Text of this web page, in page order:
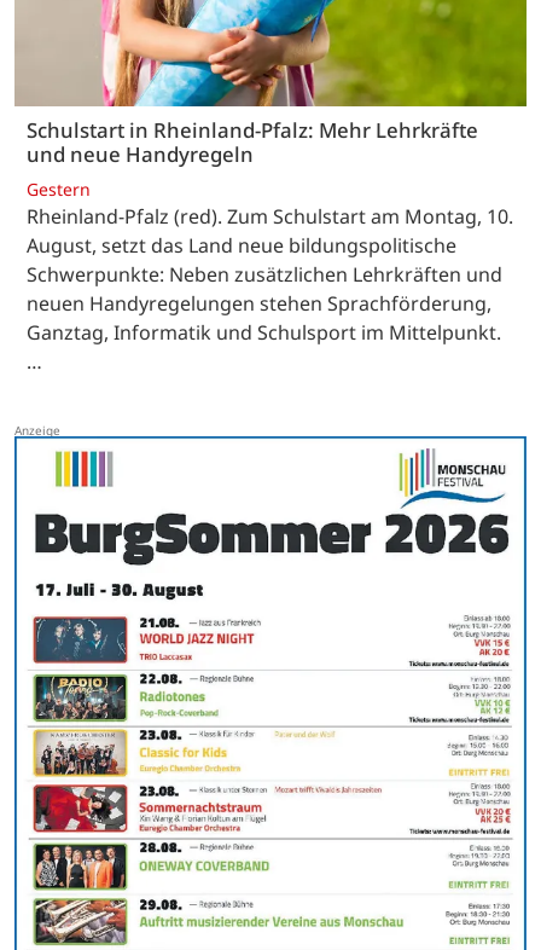
Schulstart in Rheinland-Pfalz: Mehr Lehrkräfte
und neue Handyregeln
Gestern
Rheinland-Pfalz (red). Zum Schulstart am Montag, 10.
August, setzt das Land neue bildungspolitische
Schwerpunkte: Neben zusätzlichen Lehrkräften und
neuen Handyregelungen stehen Sprachförderung,
Ganztag, Informatik und Schulsport im Mittelpunkt.
…